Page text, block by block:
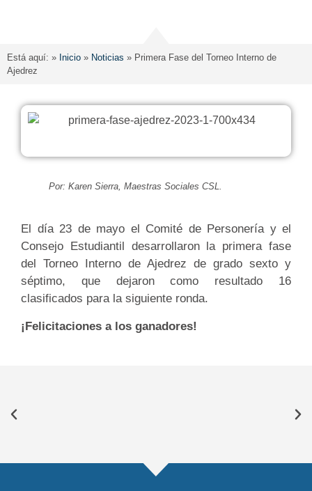
Está aquí: » Inicio » Noticias » Primera Fase del Torneo Interno de
Ajedrez
Por: Karen Sierra, Maestras Sociales CSL.
El día 23 de mayo el Comité de Personería y el
Consejo Estudiantil desarrollaron la primera fase
del Torneo Interno de Ajedrez de grado sexto y
séptimo, que dejaron como resultado 16
clasificados para la siguiente ronda.
¡Felicitaciones a los ganadores!